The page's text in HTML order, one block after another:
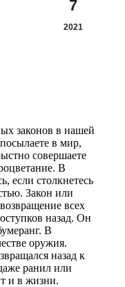
7
2021
законов в нашей
в мир,
совершаете
В
если столкнетесь
Закон или
всех
назад. Он
В
оружия.
назад к
ранил или
и в жизни.